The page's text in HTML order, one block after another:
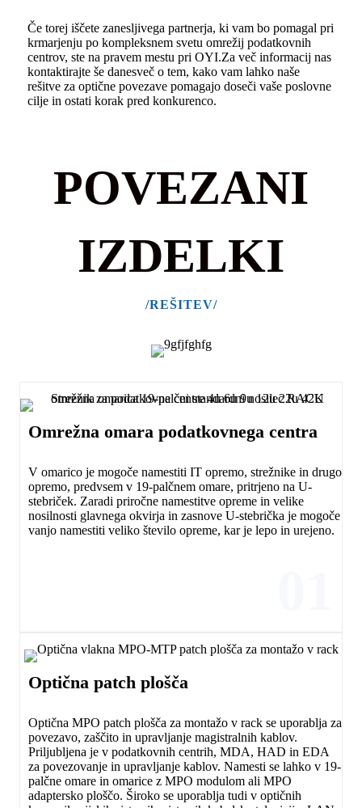
Če torej iščete zanesljivega partnerja, ki vam bo pomagal pri
krmarjenju po kompleksnem svetu omrežij podatkovnih
centrov, ste na pravem mestu pri OYI.Za več informacij nas
kontaktirajte še danesveč o tem, kako vam lahko naše
rešitve za optične povezave pomagajo doseči vaše poslovne
cilje in ostati korak pred konkurenco.
POVEZANI
IZDELKI
/REŠITEV/
Omrežna omara podatkovnega centra
V omarico je mogoče namestiti IT opremo, strežnike in drugo
opremo, predvsem v 19-palčnem omare, pritrjeno na U-
stebriček. Zaradi priročne namestitve opreme in velike
nosilnosti glavnega okvirja in zasnove U-stebrička je mogoče
vanjo namestiti veliko število opreme, kar je lepo in urejeno.
Optična patch plošča
Optična MPO patch plošča za montažo v rack se uporablja za
povezavo, zaščito in upravljanje magistralnih kablov.
Priljubljena je v podatkovnih centrih, MDA, HAD in EDA
za povezovanje in upravljanje kablov. Namesti se lahko v 19-
palčne omare in omarice z MPO modulom ali MPO
adaptersko ploščo. Široko se uporablja tudi v optičnih